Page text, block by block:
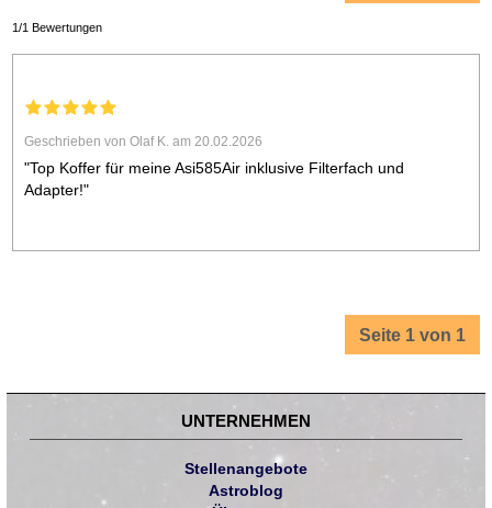
1/1 Bewertungen
Geschrieben von Olaf K. am 20.02.2026
"Top Koffer für meine Asi585Air inklusive Filterfach und
Adapter!"
Seite 1 von 1
UNTERNEHMEN
Stellenangebote
Astroblog